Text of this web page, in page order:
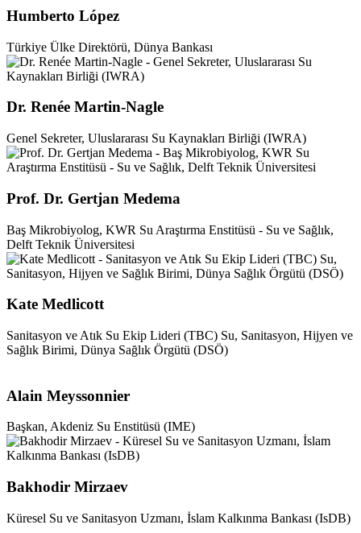
Humberto López
Türkiye Ülke Direktörü, Dünya Bankası
Dr. Renée Martin-Nagle
Genel Sekreter, Uluslararası Su Kaynakları Birliği (IWRA)
Prof. Dr. Gertjan Medema
Baş Mikrobiyolog, KWR Su Araştırma Enstitüsü - Su ve Sağlık,
Delft Teknik Üniversitesi
Kate Medlicott
Sanitasyon ve Atık Su Ekip Lideri (TBC) Su, Sanitasyon, Hijyen ve
Sağlık Birimi, Dünya Sağlık Örgütü (DSÖ)
Alain Meyssonnier
Başkan, Akdeniz Su Enstitüsü (IME)
Bakhodir Mirzaev
Küresel Su ve Sanitasyon Uzmanı, İslam Kalkınma Bankası (IsDB)